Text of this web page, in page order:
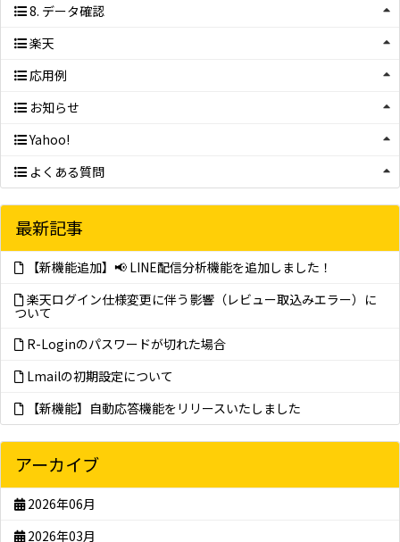
8. データ確認
楽天
応用例
お知らせ
Yahoo!
よくある質問
最新記事
【新機能追加】📢 LINE配信分析機能を追加しました！
楽天ログイン仕様変更に伴う影響（レビュー取込みエラー）に
ついて
R-Loginのパスワードが切れた場合
Lmailの初期設定について
【新機能】自動応答機能をリリースいたしました
アーカイブ
2026年06月
2026年03月